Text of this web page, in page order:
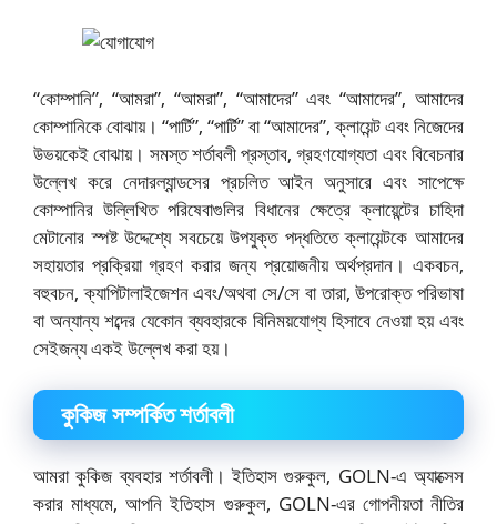
“কোম্পানি”, “আমরা”, “আমরা”, “আমাদের” এবং “আমাদের”, আমাদের
কোম্পানিকে বোঝায়। “পার্টি”, “পার্টি” বা “আমাদের”, ক্লায়েন্ট এবং নিজেদের
উভয়কেই বোঝায়। সমস্ত শর্তাবলী প্রস্তাব, গ্রহণযোগ্যতা এবং বিবেচনার
উল্লেখ করে নেদারল্যান্ডসের প্রচলিত আইন অনুসারে এবং সাপেক্ষে
কোম্পানির উল্লিখিত পরিষেবাগুলির বিধানের ক্ষেত্রে ক্লায়েন্টের চাহিদা
মেটানোর স্পষ্ট উদ্দেশ্যে সবচেয়ে উপযুক্ত পদ্ধতিতে ক্লায়েন্টকে আমাদের
সহায়তার প্রক্রিয়া গ্রহণ করার জন্য প্রয়োজনীয় অর্থপ্রদান। একবচন,
বহুবচন, ক্যাপিটালাইজেশন এবং/অথবা সে/সে বা তারা, উপরোক্ত পরিভাষা
বা অন্যান্য শব্দের যেকোন ব্যবহারকে বিনিময়যোগ্য হিসাবে নেওয়া হয় এবং
সেইজন্য একই উল্লেখ করা হয়।
কুকিজ সম্পর্কিত শর্তাবলী
আমরা কুকিজ ব্যবহার শর্তাবলী। ইতিহাস গুরুকুল, GOLN-এ অ্যাক্সেস
করার মাধ্যমে, আপনি ইতিহাস গুরুকুল, GOLN-এর গোপনীয়তা নীতির